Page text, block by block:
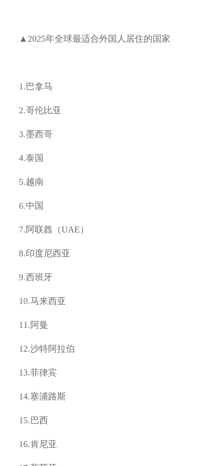
▲ 2025年全球最适合外国人居住的国家
1.巴拿马
2.哥伦比亚
3.墨西哥
4.泰国
5.越南
6.中国
7. 阿联酋（UAE ）
8.印度尼西亚
9.西班牙
10.马来西亚
11. 阿曼
12.沙特阿拉伯
13.菲律宾
14.塞浦路斯
15.巴西
16.肯尼亚